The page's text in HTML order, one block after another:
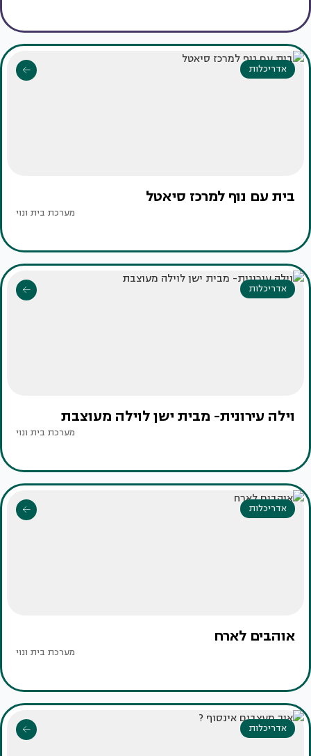
אדריכלות
בית עם נוף למרכז סיאטל
מערכת בית ונוי
אדריכלות
וילה עירונית- מבית ישן לוילה מעוצבת
מערכת בית ונוי
אדריכלות
אוהבים לארח
מערכת בית ונוי
אדריכלות